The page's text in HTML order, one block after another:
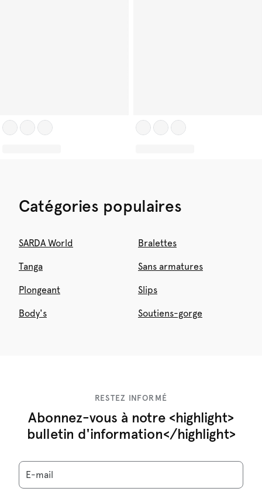
Catégories populaires
SARDA World Bralettes
Tanga Sans armatures
Plongeant Slips
Body's Soutiens-gorge
RESTEZ INFORMÉ
Abonnez-vous à notre <highlight>
bulletin d'information</highlight>
E-mail